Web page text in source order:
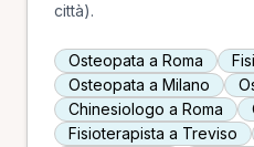
città).
Osteopata a Roma
Osteopata a Milano
Chinesiologo a Roma
Fisioterapista a Treviso